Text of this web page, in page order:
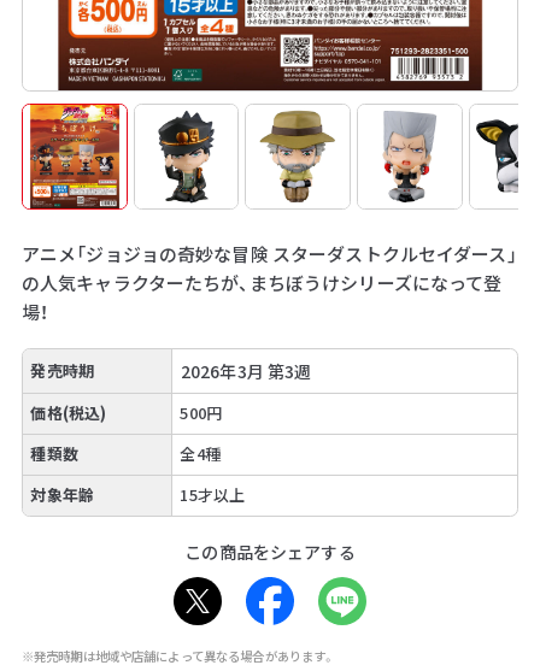
アニメ「ジョジョの奇妙な冒険 スターダストクルセイダース」
の人気キャラクターたちが、まちぼうけシリーズになって登
場！
発売時期 2026年3月 第3週
価格(税込)
500円
種類数
全4種
対象年齢
15才以上
この商品をシェアする
※発売時期は地域や店舗によって異なる場合があります。